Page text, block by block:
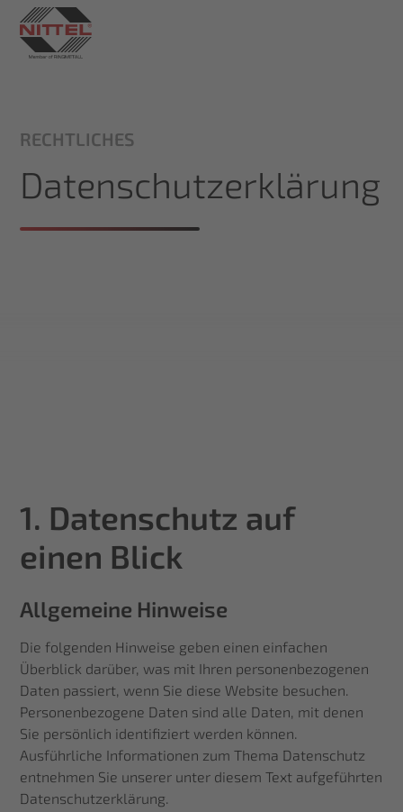
RECHTLICHES
Datenschutzerklärung
1. Datenschutz auf
einen Blick
Allgemeine Hinweise
Die folgenden Hinweise geben einen einfachen
Überblick darüber, was mit Ihren personenbezogenen
Daten passiert, wenn Sie diese Website besuchen.
Personenbezogene Daten sind alle Daten, mit denen
Sie persönlich identifiziert werden können.
Ausführliche Informationen zum Thema Datenschutz
entnehmen Sie unserer unter diesem Text aufgeführten
Datenschutzerklärung.